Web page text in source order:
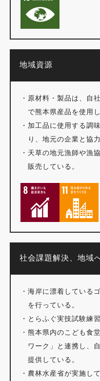
地域資源
・ 原材料・製品は、自
で熊本県産品を使用
・ 加工品に使用する調
り、地元の企業と協
・ 天草の地元漁師や漁
販売している。
社会課題解決、地域
・ 海岸に漂着している
を行っている。
・ とらふぐ実技試験練
・ 熊本県内のこども食
ワーク」と連携し、
提供している。
・ 農林水産省が実施し